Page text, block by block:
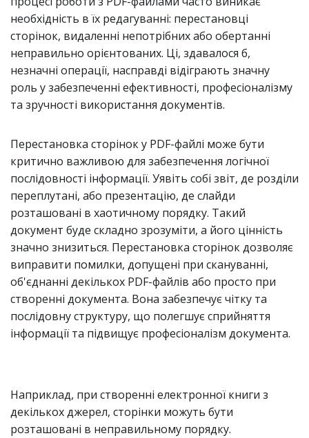
необхідність в їх редагуванні: перестановці
сторінок, видаленні непотрібних або обертанні
неправильно орієнтованих. Ці, здавалося б,
незначні операції, насправді відіграють значну
роль у забезпеченні ефективності, професіоналізму
та зручності використання документів.
Перестановка сторінок у PDF-файлі може бути
критично важливою для забезпечення логічної
послідовності інформації. Уявіть собі звіт, де розділи
переплутані, або презентацію, де слайди
розташовані в хаотичному порядку. Такий
документ буде складно зрозуміти, а його цінність
значно знизиться. Перестановка сторінок дозволяє
виправити помилки, допущені при скануванні,
об'єднанні декількох PDF-файлів або просто при
створенні документа. Вона забезпечує чітку та
послідовну структуру, що полегшує сприйняття
інформації та підвищує професіоналізм документа.
Наприклад, при створенні електронної книги з
декількох джерел, сторінки можуть бути
розташовані в неправильному порядку.